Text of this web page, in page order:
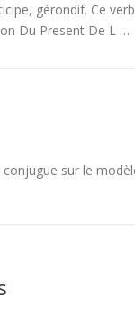
gérondif. Ce
Du Present De L …
sur le